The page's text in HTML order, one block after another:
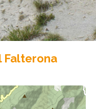
Falterona